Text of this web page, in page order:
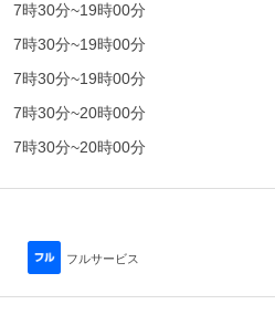
7時30分~19時00分
7時30分~19時00分
7時30分~19時00分
7時30分~20時00分
7時30分~20時00分
フルサービス